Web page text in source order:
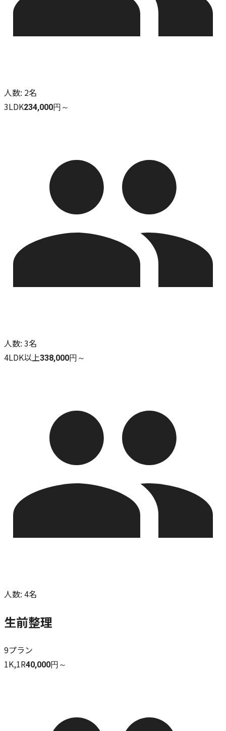
人数: 2名
3LDK234,000円～
人数: 3名
4LDK以上338,000円～
人数: 4名
生前整理
9プラン
1K,1R40,000円～